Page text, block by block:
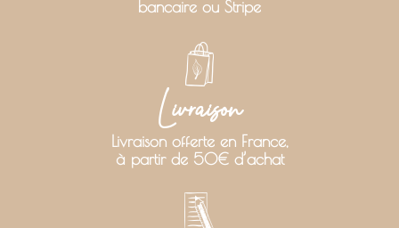
bancaire ou Stripe
Livraison
Livraison offerte en France,
à partir de 50€ d’achat